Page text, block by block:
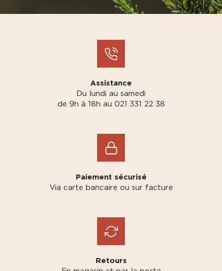
Assistance
Du lundi au samedi
de 9h à 18h au 021 331 22 38
Paiement sécurisé
Via carte bancaire ou sur facture
Retours